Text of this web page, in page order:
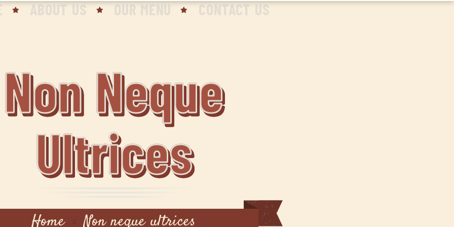
ABOUT US OUR MENU CONTACT US
Non Neque
Ultrices
Home Non neque ultrices